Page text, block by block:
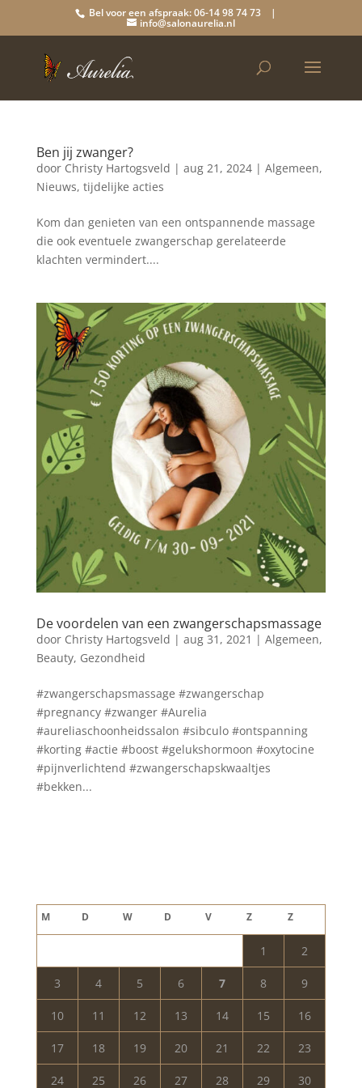
Bel voor een afspraak: 06-14 98 74 73 |
info@salonaurelia.nl
Ben jij zwanger?
door Christy Hartogsveld | aug 21, 2024| Algemeen,
Nieuws, tijdelijke acties
Kom dan genieten van een ontspannende massage
die ook eventuele zwangerschap gerelateerde
klachten vermindert....
De voordelen van een zwangerschapsmassage
door Christy Hartogsveld | aug 31, 2021 | Algemeen,
Beauty, Gezondheid
#zwangerschapsmassage #zwangerschap
#pregnancy #zwanger #Aurelia
#aureliaschoonheidssalon #sibculo #ontspanning
#korting #actie #boost #gelukshormoon #oxytocine
#pijnverlichtend #zwangerschapskwaaltjes
#bekken...
M D W D V Z Z
1 2
3 4 5 6 7 8 9
10 11 12 13 14 15 16
17 18 19 20 21 22 23
24 25 26 27 28 29 30